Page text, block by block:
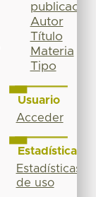
publicación
Autor
Título
Materia
Tipo
Usuario
Acceder
Estadísticas
Estadísticas
de uso